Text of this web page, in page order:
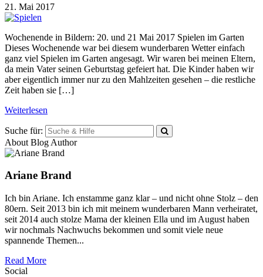
21. Mai 2017
Wochenende in Bildern: 20. und 21 Mai 2017 Spielen im Garten
Dieses Wochenende war bei diesem wunderbaren Wetter einfach
ganz viel Spielen im Garten angesagt. Wir waren bei meinen Eltern,
da mein Vater seinen Geburtstag gefeiert hat. Die Kinder haben wir
aber eigentlich immer nur zu den Mahlzeiten gesehen – die restliche
Zeit haben sie […]
Weiterlesen
Suche für:
About Blog Author
Ariane Brand
Ich bin Ariane. Ich enstamme ganz klar – und nicht ohne Stolz – den
80ern. Seit 2013 bin ich mit meinem wunderbaren Mann verheiratet,
seit 2014 auch stolze Mama der kleinen Ella und im August haben
wir nochmals Nachwuchs bekommen und somit viele neue
spannende Themen...
Read More
Social